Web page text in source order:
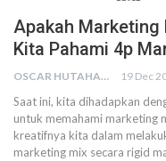
Apakah Marketing
Kita Pahami 4p
OSCAR HUTAHAEAN 19 Dec
Saat ini, kita dihadapkan
untuk memahami marketing
kreatifnya kita dalam
marketing mix secara rigid